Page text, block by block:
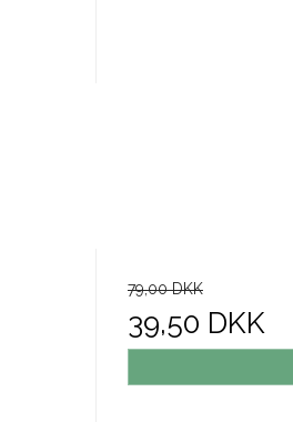
79,00 DKK
39,50 DKK